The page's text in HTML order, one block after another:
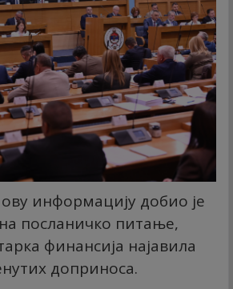
ову информацију добио је
посланичко питање,
финансија најавила
доприноса.